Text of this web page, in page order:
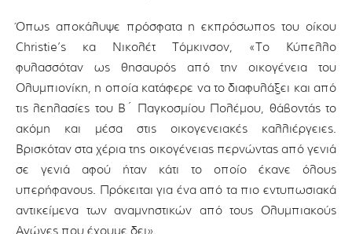
Όπως αποκάλυψε πρόσφατα η εκπρόσωπος του οίκου
Christie’s κα Νικολέτ Τόμκινσον, «Το Κύπελλο
φυλασσόταν ως θησαυρός από την οικογένεια του
Ολυμπιονίκη, η οποία κατάφερε να το διαφυλάξει και από
τις λεηλασίες του Β΄ Παγκοσμίου Πολέμου, θάβοντάς το
ακόμη και μέσα στις οικογενειακές καλλιέργειες.
Βρισκόταν στα χέρια της οικογένειας περνώντας από γενιά
σε γενιά αφού ήταν κάτι το οποίο έκανε όλους
υπερήφανους. Πρόκειται για ένα από τα πιο εντυπωσιακά
αντικείμενα των αναμνηστικών από τους Ολυμπιακούς
Αγώνες που έχουμε δει».